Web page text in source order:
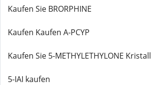
Kaufen Sie BRORPHINE
Kaufen Kaufen A-PCYP
Kaufen Sie 5-METHYLETHYLONE Kristall
5-IAI kaufen